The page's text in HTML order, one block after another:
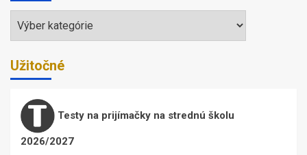
Témy
Užitočné
Testy na prijímačky na strednú školu
2026/2027